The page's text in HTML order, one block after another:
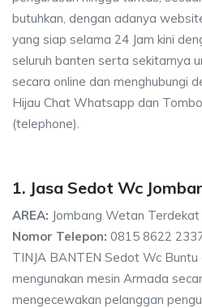
butuhkan, dengan adanya
yang siap selama 24 Jam kini
seluruh banten serta sekitarnya
secara online dan menghubungi
Hijau Chat Whatsapp dan
(telephone).
1. Jasa Sedot Wc
AREA: Jombang Wetan Terdekat
Nomor Telepon: 0815 8622
TINJA BANTEN Sedot Wc
mengunakan mesin Armada
mengecewakan pelanggan